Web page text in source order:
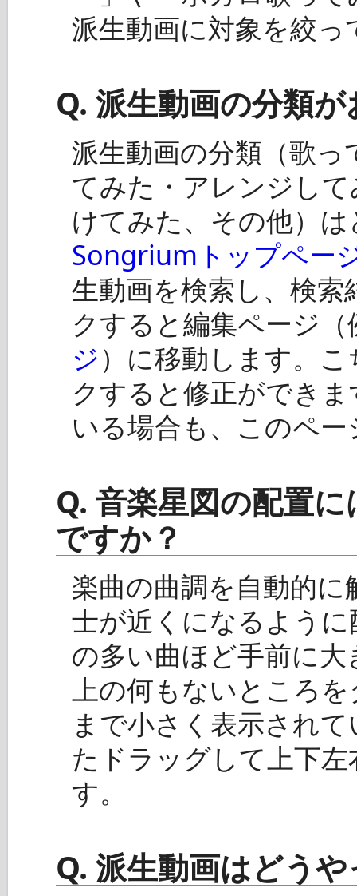
派生動画に対象を絞
Q. 派生動画の分類
派生動画の分類（歌
てみた・アレンジし
けてみた、その他）
Songriumトップペー
生動画を検索し、検
クすると編集ページ（
ジ）に移動します。
クすると修正ができ
いる場合も、このペ
Q. 音楽星図の配置
ですか？
楽曲の曲調を自動的
士が近くになるよう
の多い曲ほど手前に
上の何もないところ
まで小さく表示され
たドラッグして上下
す。
Q. 派生動画はどう